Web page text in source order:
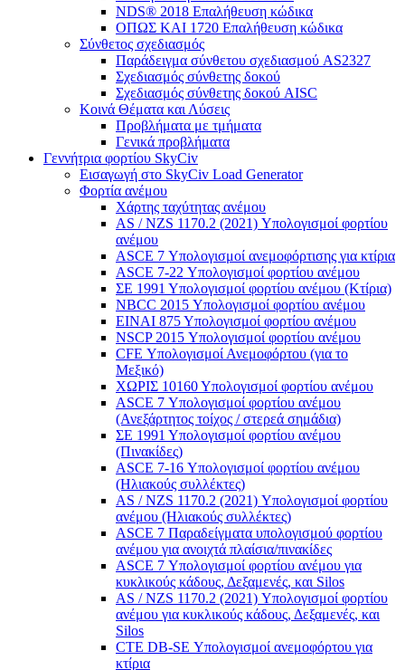
NDS® 2018 Επαλήθευση κώδικα
ΟΠΩΣ ΚΑΙ 1720 Επαλήθευση κώδικα
Σύνθετος σχεδιασμός
Παράδειγμα σύνθετου σχεδιασμού AS2327
Σχεδιασμός σύνθετης δοκού
Σχεδιασμός σύνθετης δοκού AISC
Κοινά Θέματα και Λύσεις
Προβλήματα με τμήματα
Γενικά προβλήματα
Γεννήτρια φορτίου SkyCiv
Εισαγωγή στο SkyCiv Load Generator
Φορτία ανέμου
Χάρτης ταχύτητας ανέμου
AS / NZS 1170.2 (2021) Υπολογισμοί φορτίου
ανέμου
ASCE 7 Υπολογισμοί ανεμοφόρτισης για κτίρια
ASCE 7-22 Υπολογισμοί φορτίου ανέμου
ΣΕ 1991 Υπολογισμοί φορτίου ανέμου (Κτίρια)
NBCC 2015 Υπολογισμοί φορτίου ανέμου
ΕΙΝΑΙ 875 Υπολογισμοί φορτίου ανέμου
NSCP 2015 Υπολογισμοί φορτίου ανέμου
CFE Υπολογισμοί Ανεμοφόρτου (για το
Μεξικό)
ΧΩΡΙΣ 10160 Υπολογισμοί φορτίου ανέμου
ASCE 7 Υπολογισμοί φορτίου ανέμου
(Ανεξάρτητος τοίχος / στερεά σημάδια)
ΣΕ 1991 Υπολογισμοί φορτίου ανέμου
(Πινακίδες)
ASCE 7-16 Υπολογισμοί φορτίου ανέμου
(Ηλιακούς συλλέκτες)
AS / NZS 1170.2 (2021) Υπολογισμοί φορτίου
ανέμου (Ηλιακούς συλλέκτες)
ASCE 7 Παραδείγματα υπολογισμού φορτίου
ανέμου για ανοιχτά πλαίσια/πινακίδες
ASCE 7 Υπολογισμοί φορτίου ανέμου για
κυκλικούς κάδους, Δεξαμενές, και Silos
AS / NZS 1170.2 (2021) Υπολογισμοί φορτίου
ανέμου για κυκλικούς κάδους, Δεξαμενές, και
Silos
CTE DB-SE Υπολογισμοί ανεμοφόρτου για
κτίρια